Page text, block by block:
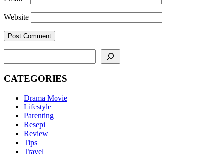
Website
CATEGORIES
Drama Movie
Lifestyle
Parenting
Resepi
Review
Tips
Travel